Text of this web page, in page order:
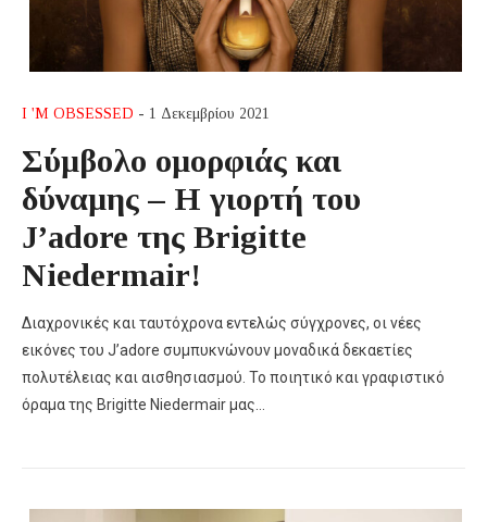
I 'M OBSESSED - 1 Δεκεμβρίου 2021
Σύμβολο ομορφιάς και
δύναμης – Η γιορτή του
J’adore της Brigitte
Niedermair!
Διαχρονικές και ταυτόχρονα εντελώς σύγχρονες, οι νέες
εικόνες του J’adore συμπυκνώνουν μοναδικά δεκαετίες
πολυτέλειας και αισθησιασμού. Το ποιητικό και γραφιστικό
όραμα της Brigitte Niedermair μας…